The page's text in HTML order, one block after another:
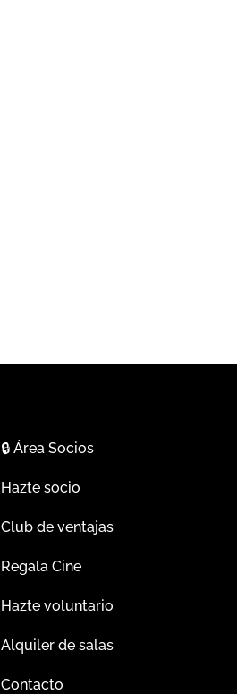
🔒Área Socios
Hazte socio
Club de ventajas
Regala Cine
Hazte voluntario
Alquiler de salas
Contacto